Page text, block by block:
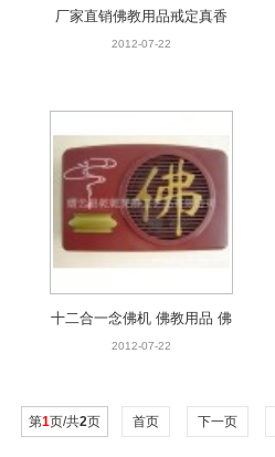
厂家直销佛教用品戒定真香
经盖 佛教用品批发 绣品潮绣
2012-07-22
十二合一念佛机 佛教用品 佛
学器具 台湾正版念佛机
2012-07-22
第1页/共2页 首页 下一页